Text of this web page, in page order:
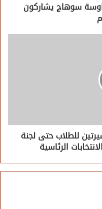
الرئاسية 2024.. قساوسة سوهاج يشاركون
للطلاب حتى لجنة
الرئاسية